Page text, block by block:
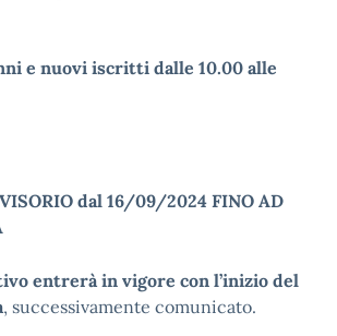
e nuovi iscritti dalle 10.00 alle
dal 16/09/2024 FINO AD
entrerà in vigore con l’inizio del
, successivamente comunicato.